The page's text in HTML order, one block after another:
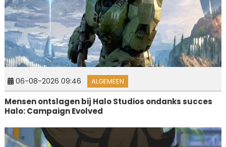
06-08-2026 09:46 ALGEMEEN
Mensen ontslagen bij Halo Studios ondanks succes
Halo: Campaign Evolved